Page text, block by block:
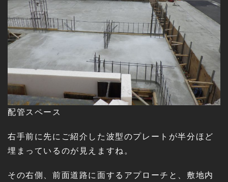
配管スペース
右手前に先にご紹介した波型のプレートが半分ほど
埋まっているのが見えますね。
その右側、前面道路に面するアプローチと、敷地内